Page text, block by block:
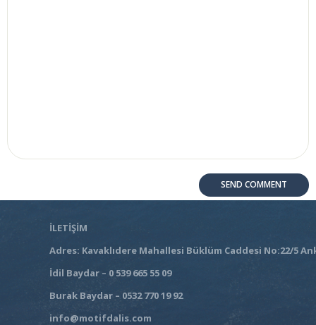
İLETİŞİM
Adres: Kavaklıdere Mahallesi Büklüm Caddesi No:22/5
İdil Baydar – 0 539 665 55 09
Burak Baydar – 0532 770 19 92
info@motifdalis.com